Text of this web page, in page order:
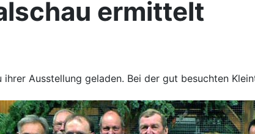
ermittelt
Ausstellung geladen. Bei der gut besuchten